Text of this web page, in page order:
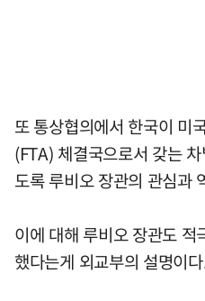
또 통상협의에서 한국이 미
(FTA) 체결국으로서 갖는
도록 루비오 장관의 관심과
이에 대해 루비오 장관도
했다는게 외교부의 설명이